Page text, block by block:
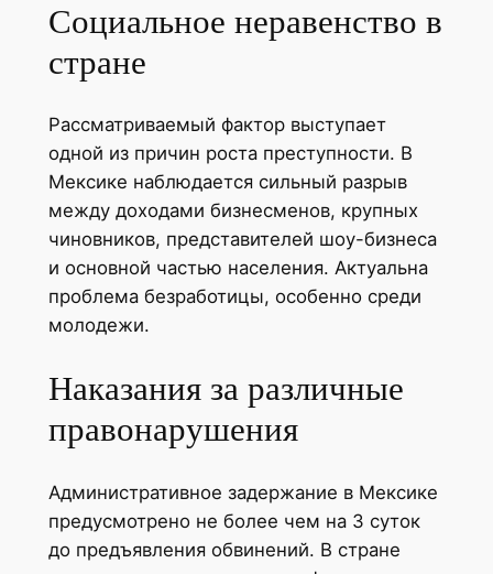
Социальное неравенство в
стране
Рассматриваемый фактор выступает
одной из причин роста преступности. В
Мексике наблюдается сильный разрыв
между доходами бизнесменов, крупных
чиновников, представителей шоу-бизнеса
и основной частью населения. Актуальна
проблема безработицы, особенно среди
молодежи.
Наказания за различные
правонарушения
Административное задержание в Мексике
предусмотрено не более чем на 3 суток
до предъявления обвинений. В стране